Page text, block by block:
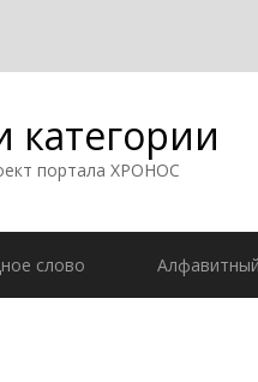
категории
портала ХРОНОС
слово